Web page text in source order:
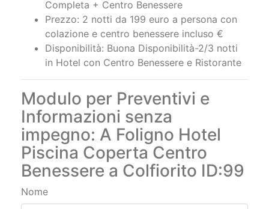
Trattamento: Mezza Pensione/Pensione
Completa + Centro Benessere
Prezzo: 2 notti da 199 euro a persona con
colazione e centro benessere incluso €
in Hotel con Centro Benessere e Ristorante
Modulo per Preventivi e
Informazioni senza
impegno: A Foligno Hotel
Piscina Coperta Centro
Benessere a Colfiorito ID:99